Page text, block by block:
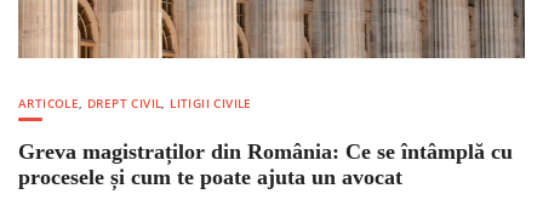
ARTICOLE, DREPT CIVIL, LITIGII CIVILE
Greva magistraților din România: Ce se întâmplă cu
procesele și cum te poate ajuta un avocat